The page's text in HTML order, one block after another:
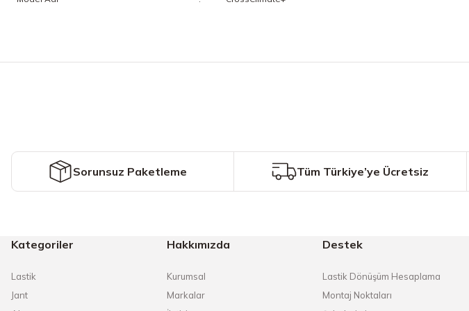
Ürün fiyatı diğer sitelerden daha pahalı.
Bu ürüne benzer farklı alternatifler olmalı.
Sorunsuz Paketleme Tüm Türkiye’ye Ücretsiz
Kategoriler
Lastik
Jant
Hakkımızda
Kurumsal
Markalar
Destek
Lastik Dönüşüm Hesaplama
Montaj Noktaları